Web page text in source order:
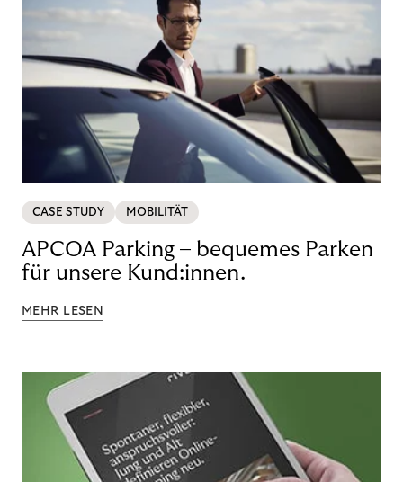
CASE STUDY MOBILITÄT
APCOA Parking – bequemes Parken
für unsere Kund:innen.
MEHR LESEN